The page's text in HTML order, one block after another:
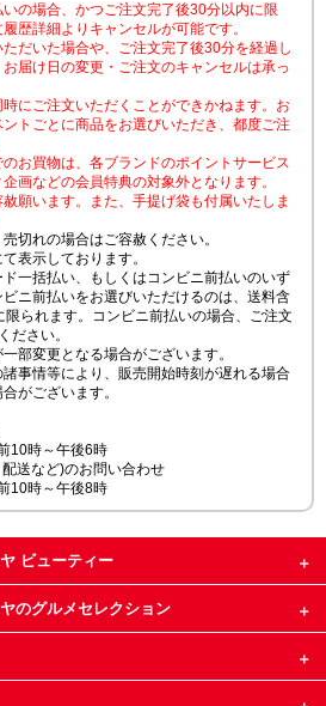
の場合、かつご注文完了後30分以内に限
歴詳細よりキャンセルが可能です。
だいた場合や、ご注文完了後30分を経過し
届け日の変更・ご注文のキャンセルは承っ
にご注文いただくことができかねます。お
トごとに商品をお選びいただき、都度ご注
お買物は、各ブランドのポイントサービス
画などの会員特典の対象外となります。
願います。また、手提げ袋も付属いたしま
切れの場合はご容赦ください。
表示しております。
一括払い、もしくはコンビニ前払いのいず
ニ前払いをお選びいただけるのは、送料含
られます。コンビニ前払いの場合、ご注文
ださい。
部変更となる場合がございます。
事情等により、販売開始時刻が遅れる場合
がございます。
10時～午後6時
送など)のお問い合わせ
10時～午後8時
ビューティー
のグルメセレクション